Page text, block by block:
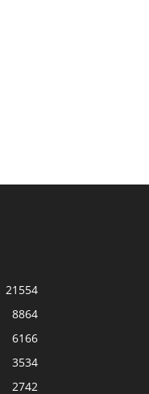
21554
8864
6166
3534
2742